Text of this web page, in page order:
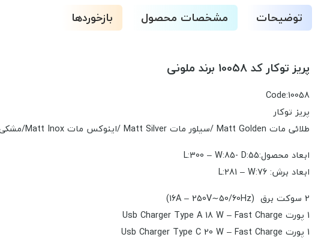
توضیحات مشخصات محصول بازخوردها
پریز توکار کد 10058 برند ملونی
Code:10058
پریز توکار
طلائی مات Matt Golden /سیلور مات Matt Silver /اینوکس مات Matt Inox/مشکی مات Color: Matt Black
ابعاد محصول:L:300 – W:85- D:55
ابعاد برش: L:281 – W:76
2 سوکت برق (16A – 250V∼50/60Hz)
1 پورت Usb Charger Type A 18 W – Fast Charge
1 پورت Usb Charger Type C 20 W – Fast Charge